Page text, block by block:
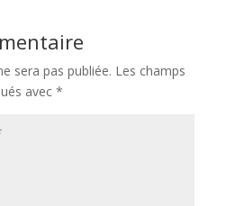
sera pas publiée. Les champs
avec *